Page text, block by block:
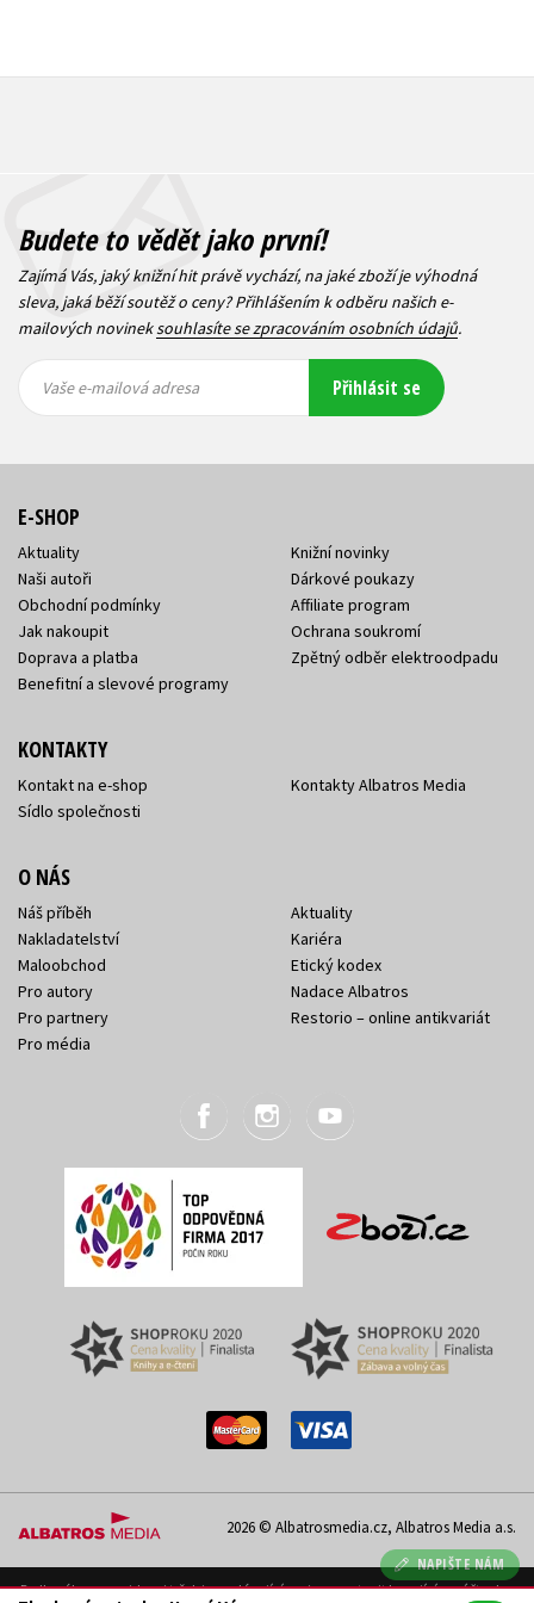
NAPIŠTE NÁM
Budete to vědět jako první!
Zajímá Vás, jaký knižní hit právě vychází, na jaké zboží je výhodná
sleva, jaká běží soutěž o ceny? Přihlášením k odběru našich e-
mailových novineksouhlasíte se zpracováním osobních údajů.
mailová
mailová
Vaše e-mailová adresa Přihlásit se
E-SHOP
Aktuality
Naši autoři
Obchodní podmínky
Jak nakoupit
Doprava a platba
Benefitní a slevové programy
Knižní novinky
Dárkové poukazy
Affiliate program
Ochrana soukromí
Zpětný odběr elektroodpadu
KONTAKTY
Kontakt na e-shop
Sídlo společnosti
Kontakty Albatros Media
O NÁS
Náš příběh
Nakladatelství
Maloobchod
Pro autory
Pro partnery
Pro média
Aktuality
Kariéra
Etický kodex
Nadace Albatros
Restorio – online antikvariát
2026 © Albatrosmedia.cz, Albatros Media a.s.
Podle zákona o evidenci tržeb je prodávající povinen vystavit kupujícímu účtenku.